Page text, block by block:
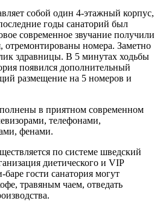
собой один 4-этажный корпус,
годы санаторий был
современное звучание получили
отремонтированы номера. Заметно
здравницы. В 5 минутах ходьбы
появился дополнительный
размещение на 5 номеров и
в приятном современном
телефонами,
фенами.
по системе шведский
диетического и VIP
гости санатория могут
травяным чаем, отведать